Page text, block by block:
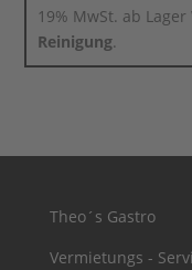
19% MwSt. ab
Reinigung.
Theo´s Gastro
Vermietungs -